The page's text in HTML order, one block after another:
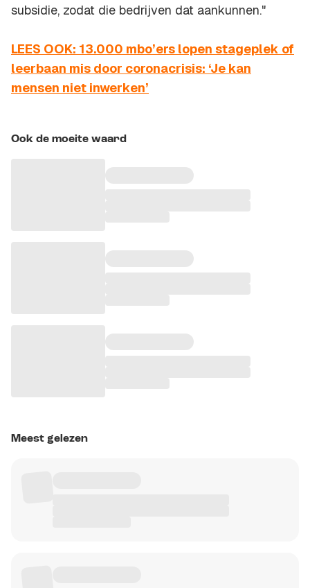
subsidie, zodat die bedrijven dat aankunnen."
LEES OOK: 13.000 mbo’ers lopen stageplek of
leerbaan mis door coronacrisis: ‘Je kan
mensen niet inwerken’
Ook de moeite waard
Meest gelezen